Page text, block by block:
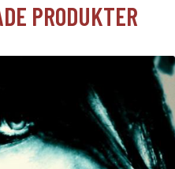
PRODUKTER